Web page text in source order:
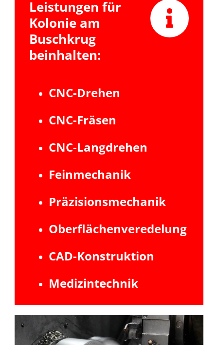
Leistungen für
Kolonie am
Buschkrug
beinhalten:
CNC-Drehen
CNC-Fräsen
CNC-Langdrehen
Feinmechanik
Präzisionsmechanik
Oberflächenveredelung
CAD-Konstruktion
Medizintechnik